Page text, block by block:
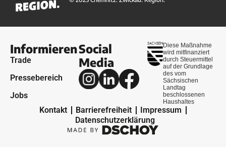
Informieren
Trade
Pressebereich
Jobs
Social
Media
Diese Maßnahme
wird mitfinanziert
durch Steuermittel
auf der Grundlage
des vom
Sächsischen
Landtag
beschlossenen
Haushaltes
Kontakt Barrierefreiheit
Impressum
Datenschutzerklärung